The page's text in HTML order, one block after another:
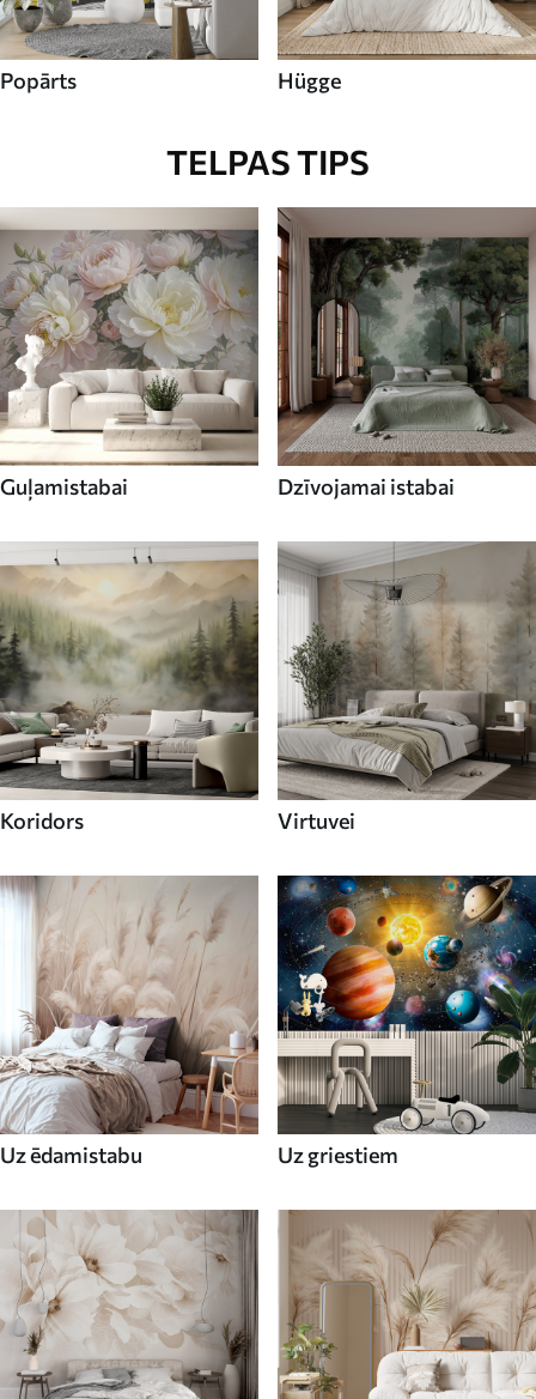
Popārts Hügge
TELPAS TIPS
Guļamistabai Dzīvojamai istabai
Koridors Virtuvei
Uz ēdamistabu Uz griestiem